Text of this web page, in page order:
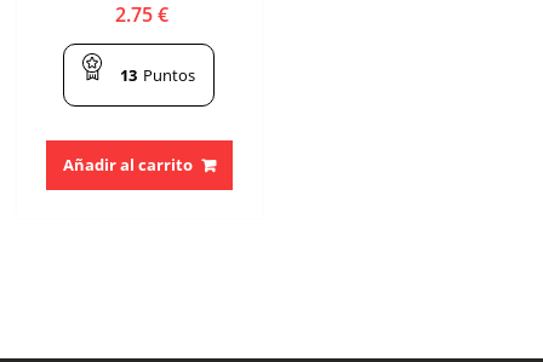
2.75€
13 Puntos
Añadir al carrito